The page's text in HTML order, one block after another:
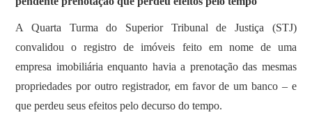
A Quarta Turma do Superior Tribunal de Justiça (STJ)
convalidou o registro de imóveis feito em nome de uma
empresa imobiliária enquanto havia a prenotação das mesmas
propriedades por outro registrador, em favor de um banco – e
que perdeu seus efeitos pelo decurso do tempo.